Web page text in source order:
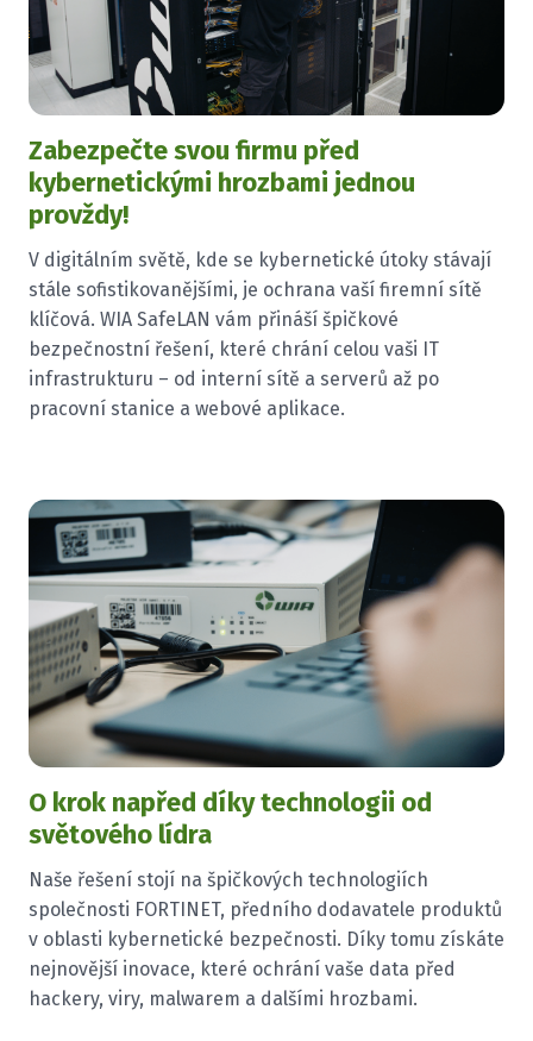
Zabezpečte svou firmu před
kybernetickými hrozbami jednou
provždy!
V digitálním světě, kde se kybernetické útoky stávají
stále sofistikovanějšími, je ochrana vaší firemní sítě
klíčová. WIA SafeLAN vám přináší špičkové
bezpečnostní řešení, které chrání celou vaši IT
infrastrukturu – od interní sítě a serverů až po
pracovní stanice a webové aplikace.
O krok napřed díky technologii od
světového lídra
Naše řešení stojí na špičkových technologiích
společnosti FORTINET, předního dodavatele produktů
v oblasti kybernetické bezpečnosti. Díky tomu získáte
nejnovější inovace, které ochrání vaše data před
hackery, viry, malwarem a dalšími hrozbami.